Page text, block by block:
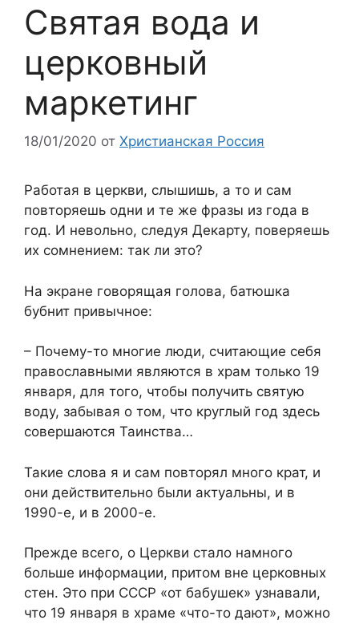
Святая вода и
церковный
маркетинг
18/01/2020 от Христианская Россия
Работая в церкви, слышишь, а то и сам
повторяешь одни и те же фразы из года в
год. И невольно, следуя Декарту, поверяешь
их сомнением: так ли это?
На экране говорящая голова, батюшка
бубнит привычное:
– Почему-то многие люди, считающие себя
православными являются в храм только 19
января, для того, чтобы получить святую
воду, забывая о том, что круглый год здесь
совершаются Таинства…
Такие слова я и сам повторял много крат, и
они действительно были актуальны, и в
1990-е, и в 2000-е.
Прежде всего, о Церкви стало намного
больше информации, притом вне церковных
стен. Это при СССР «от бабушек» узнавали,
что 19 января в храме «что-то дают», можно